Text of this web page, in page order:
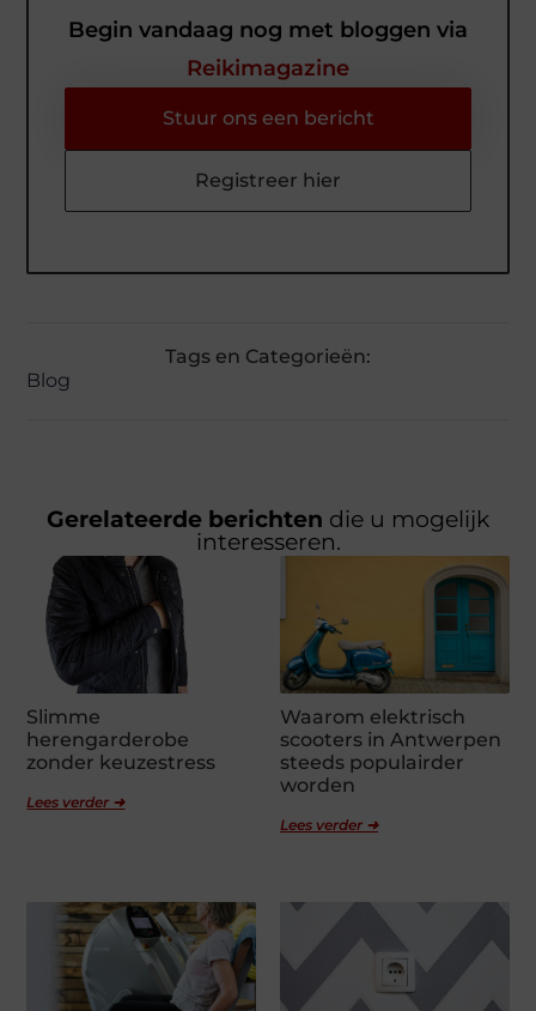
Begin vandaag nog met bloggen via
Reikimagazine
Stuur ons een bericht
Registreer hier
Tags en Categorieën:
Blog
Gerelateerde berichten die u mogelijk
interesseren.
Slimme
herengarderobe
zonder keuzestress
Lees verder ➜
Waarom elektrisch
scooters in Antwerpen
steeds populairder
worden
Lees verder ➜